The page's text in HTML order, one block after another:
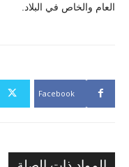
العام والخاص في البلاد.
Facebook